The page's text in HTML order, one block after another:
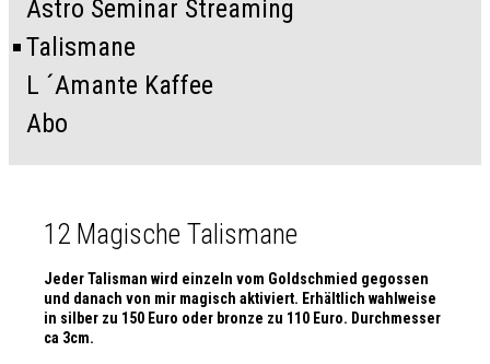
Astro Seminar Streaming
Talismane
L ´Amante Kaffee
Abo
12 Magische Talismane
Jeder Talisman wird einzeln vom Goldschmied gegossen
und danach von mir magisch aktiviert. Erhältlich wahlweise
in silber zu 150 Euro oder bronze zu 110 Euro. Durchmesser
ca 3cm.